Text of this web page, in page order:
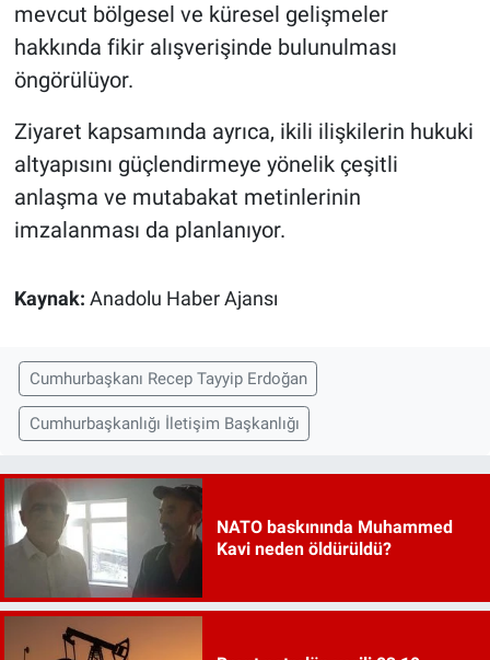
mevcut bölgesel ve küresel gelişmeler
hakkında fikir alışverişinde bulunulması
öngörülüyor.
Ziyaret kapsamında ayrıca, ikili ilişkilerin hukuki
altyapısını güçlendirmeye yönelik çeşitli
anlaşma ve mutabakat metinlerinin
imzalanması da planlanıyor.
Kaynak: Anadolu Haber Ajansı
Cumhurbaşkanı Recep Tayyip Erdoğan
Cumhurbaşkanlığı İletişim Başkanlığı
NATO baskınında Muhammed
Kavi neden öldürüldü?